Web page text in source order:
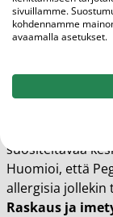
Onko
sillä ole vakavia
saattaa esiintyä
mutta nämä
suositeltavaa
Huomioi, että
allergisia jollekin
Raskaus ja
sivuillamme.
kohdennamme
avaamalla asetukset.